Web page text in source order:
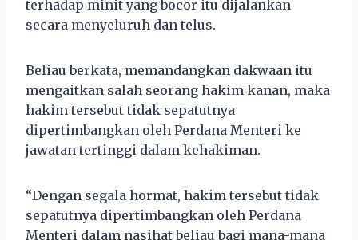
terhadap minit yang bocor itu dijalankan
secara menyeluruh dan telus.
Beliau berkata, memandangkan dakwaan itu
mengaitkan salah seorang hakim kanan, maka
hakim tersebut tidak sepatutnya
dipertimbangkan oleh Perdana Menteri ke
jawatan tertinggi dalam kehakiman.
“Dengan segala hormat, hakim tersebut tidak
sepatutnya dipertimbangkan oleh Perdana
Menteri dalam nasihat beliau bagi mana-mana